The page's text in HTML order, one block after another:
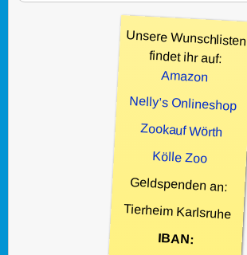
Unsere Wunschlisten
findet ihr auf:
Amazon
Nelly’s Onlineshop
Zookauf Wörth
Kölle Zoo
Geldspenden an:
Tierheim Karlsruhe
IBAN: